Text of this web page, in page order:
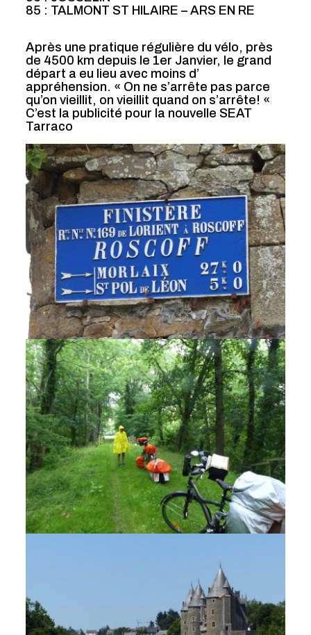
85 : TALMONT ST HILAIRE – ARS EN RE
Après une pratique régulière du vélo, près
de 4500 km depuis le 1er Janvier, le grand
départ a eu lieu avec moins d’
appréhension. « On ne s’arrête pas parce
qu’on vieillit, on vieillit quand on s’arrête! «
C’est la publicité pour la nouvelle SEAT
Tarraco